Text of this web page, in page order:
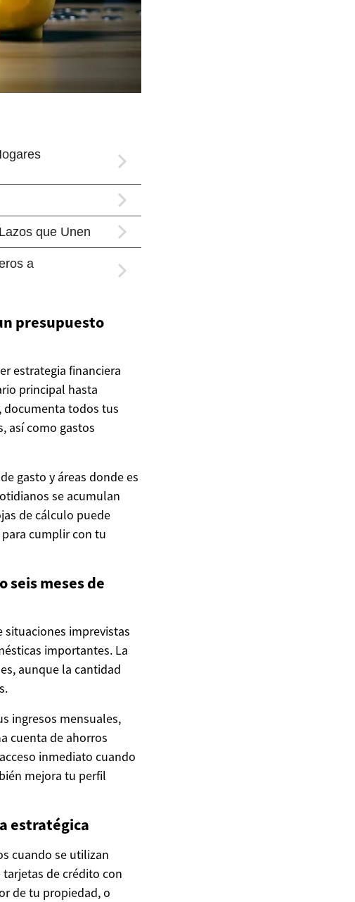
presupuesto
estrategia financiera
principal hasta
documenta todos tus
así como gastos
gasto y áreas donde es
se acumulan
de cálculo puede
cumplir con tu
seis meses de
situaciones imprevistas
importantes. La
aunque la cantidad
ingresos mensuales,
cuenta de ahorros
inmediato cuando
mejora tu perfil
estratégica
cuando se utilizan
de crédito con
de tu propiedad, o